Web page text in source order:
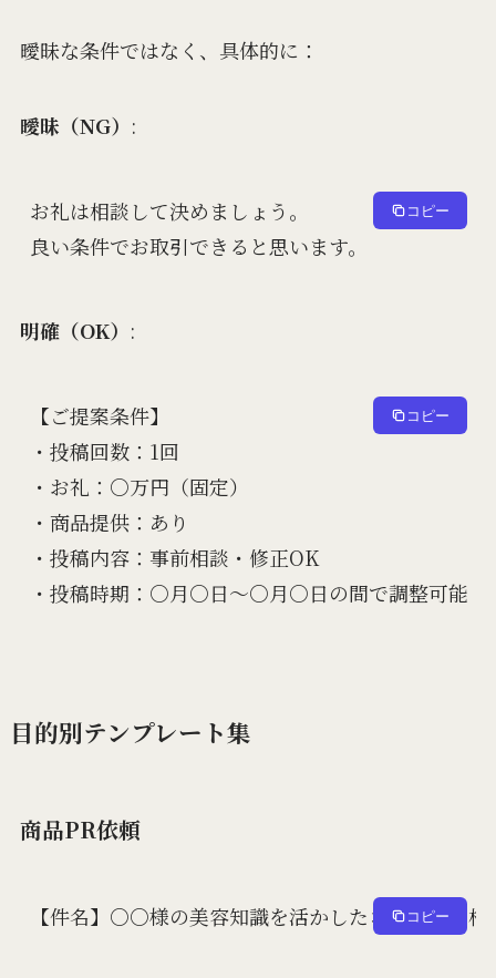
曖昧な条件ではなく、具体的に：
曖昧（NG） :
お礼は相談して決めましょう。
コピー
明確（OK） :
【ご提案条件】
・投稿回数：1回
・お礼：○万円（固定）
・商品提供：あり
・投稿内容：事前相談・修正OK
コピー
目的別テンプレート集
商品PR依頼
【件名】○○様の美容知識を活かしたコラボのご相
コピー